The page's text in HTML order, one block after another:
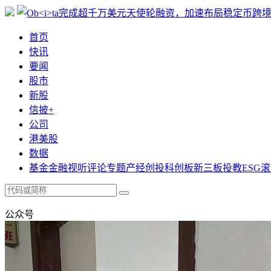
首页
快讯
要闻
股市
新股
信披+
公司
港美股
数据
基金金融视听评论专题产经创投科创板新三板投教ESG
公众号